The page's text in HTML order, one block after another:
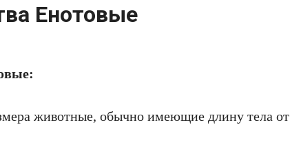
Енотовые
животные, обычно имеющие длину тела от